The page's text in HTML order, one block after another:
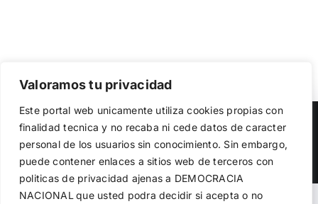
Valoramos tu privacidad
Este portal web unicamente utiliza cookies propias con
finalidad tecnica y no recaba ni cede datos de caracter
personal de los usuarios sin conocimiento. Sin embargo,
puede contener enlaces a sitios web de terceros con
politicas de privacidad ajenas a DEMOCRACIA
NACIONAL que usted podra decidir si acepta o no
Copyright 2023 | Democracia Nacional | All Rights Reserved
Facebook
TwitterInstagram
el funcionamiento de la web, medir su uso y mejorar
nuestros servicios. Puede aceptar todas las cookies,
rechazar las no necesarias o configurar sus preferencias.
Política de cookies
Aceptar todo